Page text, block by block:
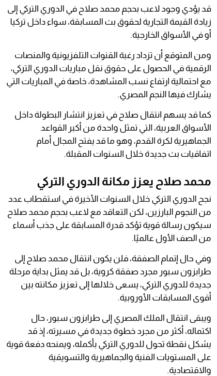
قد يؤدي وجود لاعب بحجم محمد صلاح في الدوري التركي إلى
زيادة القيمة التجارية لحقوق بث المسابقة، سواء داخل تركيا
أو في الأسواق الخارجية.
ومن المتوقع أن تزداد رغبة القنوات التلفزيونية والمنصات
الرقمية في الحصول على حقوق نقل مباريات الدوري التركي،
مع احتمالية ارتفاع نسب المشاهدة، خاصة في المباريات التي
يشارك فيها النجم المصري.
كما قد يسهم انتقال صلاح في تعزيز انتشار البطولة داخل
الأسواق العربية، التي تمثل واحدة من أكبر القواعد
الجماهيرية لكرة القدم، وهو ما قد يفتح المجال أمام
اتفاقيات بث جديدة خلال السنوات المقبلة.
محمد صلاح يعزز مكانة الدوري التركي
نجح الدوري التركي خلال السنوات الأخيرة في استقطاب عدد
من النجوم البارزين، لكن التعاقد مع لاعب بحجم محمد صلاح
سيكون رسالة قوية تؤكد قدرة المسابقة على جذب أسماء
من الصف الأول عالميًا.
وفي حال إتمام الصفقة، فلن يكون انتقال محمد صلاح إلى
طرابزون سبور مجرد صفقة كروية، بل قد يمثل بداية مرحلة
جديدة للدوري التركي، يسعى خلالها إلى تعزيز مكانته بين
أقوى المسابقات الأوروبية.
ويبقى انتقال الملك المصري إلى طرابزون سبور، حال
اكتماله، أكثر من مجرد خطوة جديدة في مسيرته، إذ قد
يشكل نقطة تحول للدوري التركي بأكمله، ويمنحه دفعة قوية
على المستويات الفنية والجماهيرية والتسويقية
والاقتصادية.